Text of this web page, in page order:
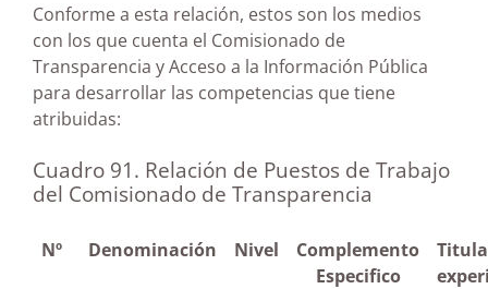
Conforme a esta relación, estos son los medios
con los que cuenta el Comisionado de
Transparencia y Acceso a la Información Pública
para desarrollar las competencias que tiene
atribuidas:
Cuadro 91. Relación de Puestos de Trabajo
del Comisionado de Transparencia
Nº Denominación Nivel
Complemento
Especifico